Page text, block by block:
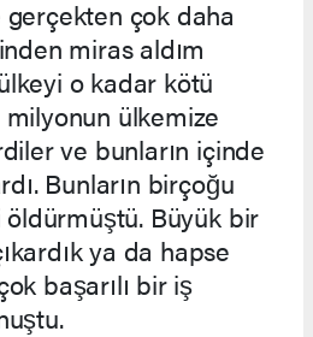
çok daha
miras aldım
o kadar kötü
ülkemize
ve bunların içinde
Bunların birçoğu
Büyük bir
ya da hapse
başarılı bir iş